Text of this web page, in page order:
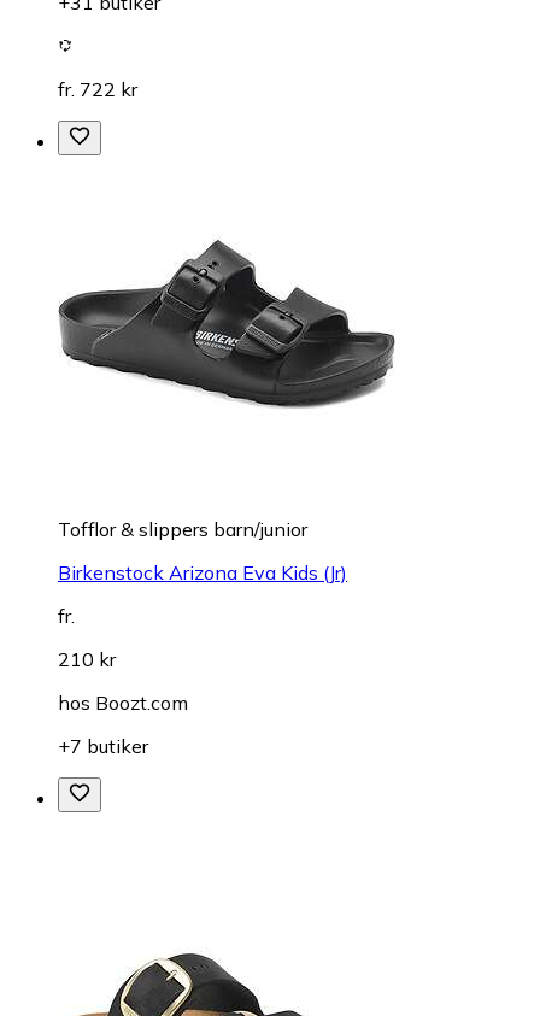
fr. 722 kr
Tofflor & slippers barn/junior
Birkenstock Arizona Eva Kids (Jr)
fr.
210 kr
hos Boozt.com
+7 butiker